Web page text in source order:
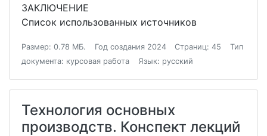
ЗАКЛЮЧЕНИЕ
Список использованных источников
Размер: 0.78 МБ. Год создания 2024 Страниц: 45
Тип
документа: курсовая работа
Язык: русский
Технология основных
производств. Конспект лекций